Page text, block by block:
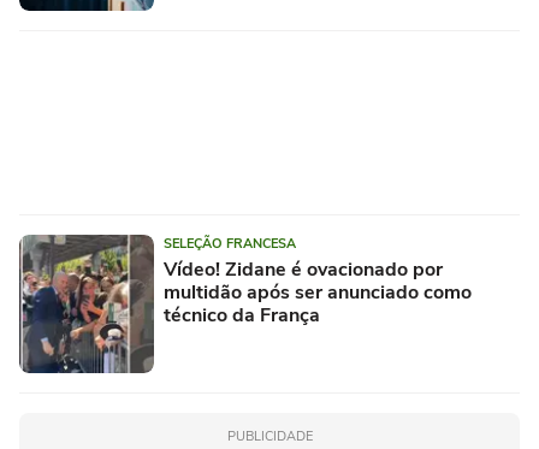
SELEÇÃO FRANCESA
Vídeo! Zidane é ovacionado por
multidão após ser anunciado como
técnico da França
PUBLICIDADE